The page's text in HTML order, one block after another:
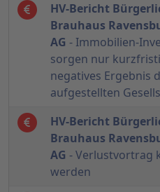
HV-Bericht
Brauhaus
AG - Immobilien-
sorgen nur
negatives Ergebnis
aufgestellten
HV-Bericht
Brauhaus
AG - Verlustvortrag
werden